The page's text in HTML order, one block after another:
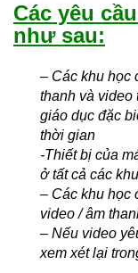
Các yêu
như sau:
– Các khu học
thanh và video
giáo dục đặc
thời gian
-Thiết bị của
ở tất cả các
– Các khu học
video / âm
– Nếu video
xem xét lại